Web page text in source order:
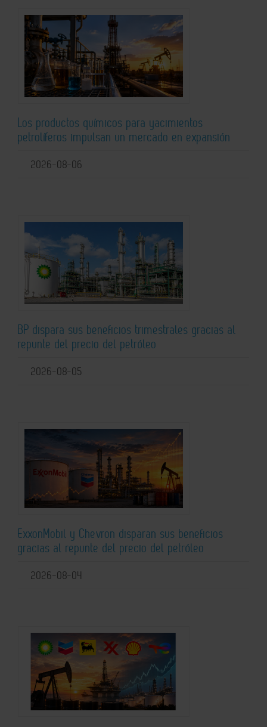
Los productos químicos para yacimientos
petrolíferos impulsan un mercado en expansión
2026-08-06
BP dispara sus beneficios trimestrales gracias al
repunte del precio del petróleo
2026-08-05
ExxonMobil y Chevron disparan sus beneficios
gracias al repunte del precio del petróleo
2026-08-04